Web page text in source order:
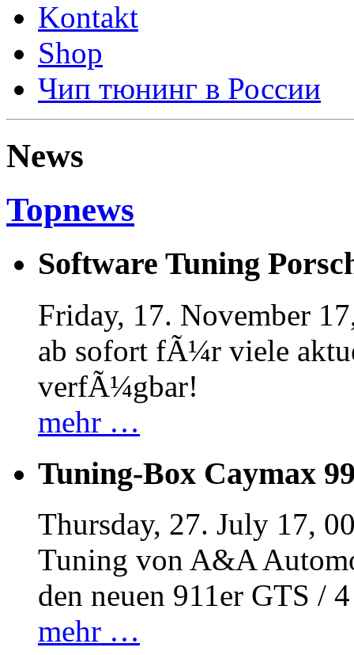
Kontakt
Shop
Чип тюнинг в России
News
Topnews
Software Tuning
Friday, 17. November
ab sofort fÃ¼r viele
verfÃ¼gbar!
mehr …
Tuning-Box Caymax
Thursday, 27. July 17,
Tuning von A&A
den neuen 911er GTS /
mehr …